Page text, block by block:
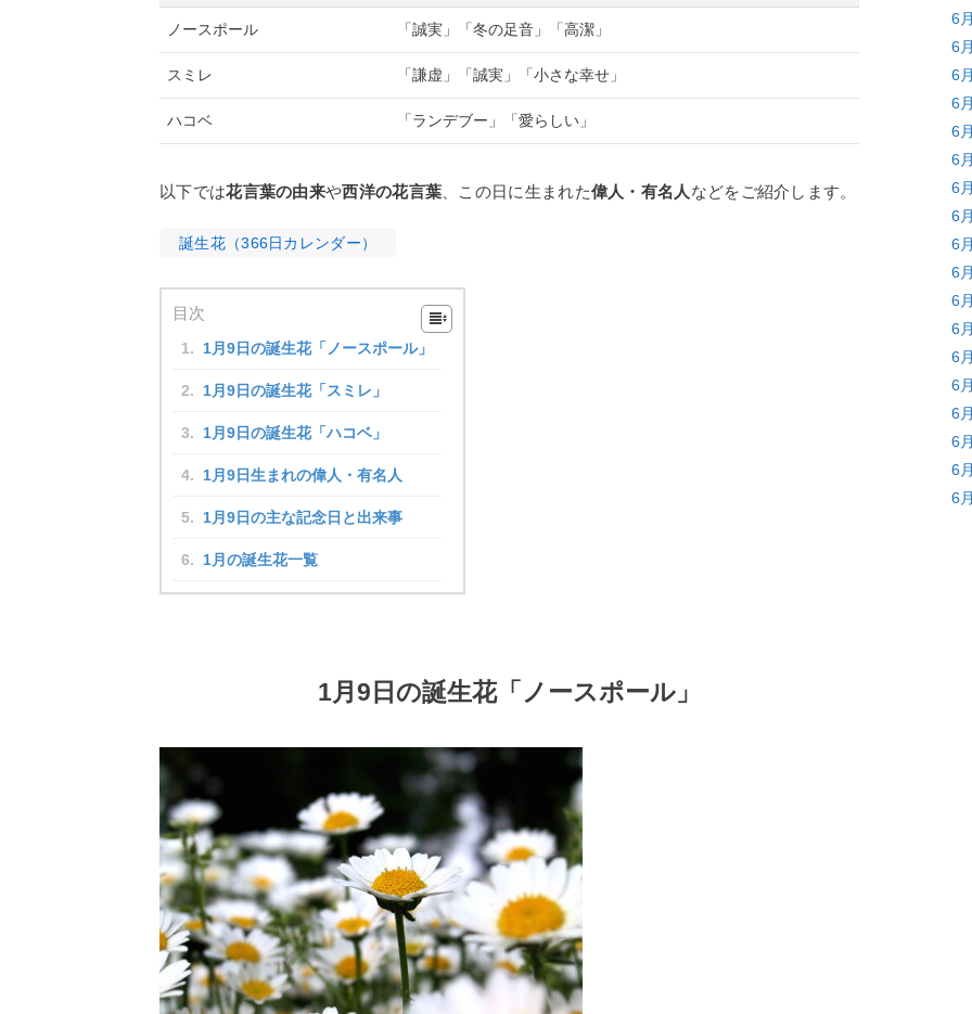
ノースポール 「誠実」「冬の足音」「高潔」
スミレ 「謙虚」「誠実」「小さな幸せ」
ハコベ 「ランデブー」「愛らしい」
以下では花言葉の由来や西洋の花言葉 、この日に生まれた偉人・有名人 などをご紹介します。
誕生花（366日カレンダー）
目次
1月9日の誕生花「ノースポール」
1月9日の誕生花「スミレ」
1月9日の誕生花「ハコベ」
1月9日生まれの偉人・有名人
1月9日の主な記念日と出来事
1月の誕生花一覧
1月9日の誕生花「ノースポール」
6
6
6
6
6
6
6
6
6
6
6
6
6
6
6
6
6
6